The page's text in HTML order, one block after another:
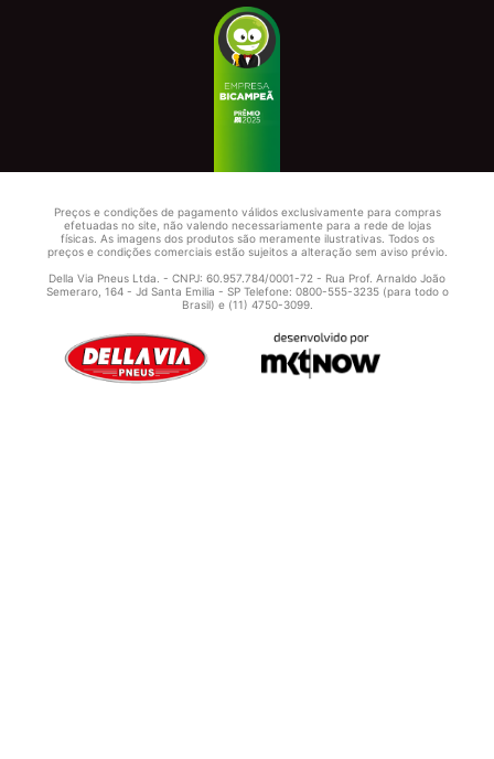
Preços e condições de pagamento válidos exclusivamente para compras
efetuadas no site, não valendo necessariamente para a rede de lojas
físicas. As imagens dos produtos são meramente ilustrativas. Todos os
preços e condições comerciais estão sujeitos a alteração sem aviso prévio.
Della Via Pneus Ltda. - CNPJ: 60.957.784/0001-72 - Rua Prof. Arnaldo João
Semeraro, 164 - Jd Santa Emilia - SP Telefone: 0800-555-3235 (para todo o
Brasil) e (11) 4750-3099.